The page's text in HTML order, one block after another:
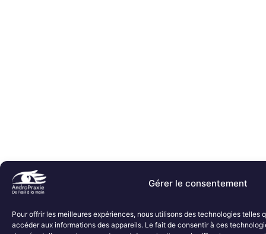
Gérer le consentement
Pour offrir les meilleures expériences, nous utilisons des technologies telles
accéder aux informations des appareils. Le fait de consentir à ces